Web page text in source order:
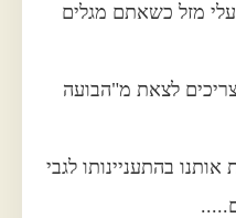
מזל כשאתם מגלים
לצאת מ"הבועה
בהתעניינותו לגבי